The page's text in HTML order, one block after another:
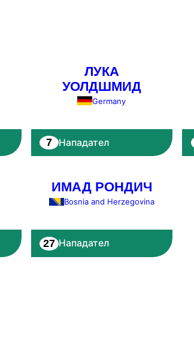
ЛУКА
УОЛДШМИД
Germany
7 Нападател
ИМАД РОНДИЧ
Bosnia and Herzegovina
27 Нападател